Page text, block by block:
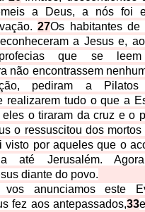
a Deus, a nós foi
27Os habitantes de
a Jesus e,
que se
não encontrassem
pediram a
realizarem tudo o que a
o tiraram da cruz e o
o ressuscitou dos mortos
visto por aqueles que o
até Jerusalém.
diante do povo.
anunciamos este
fez aos antepassados,33